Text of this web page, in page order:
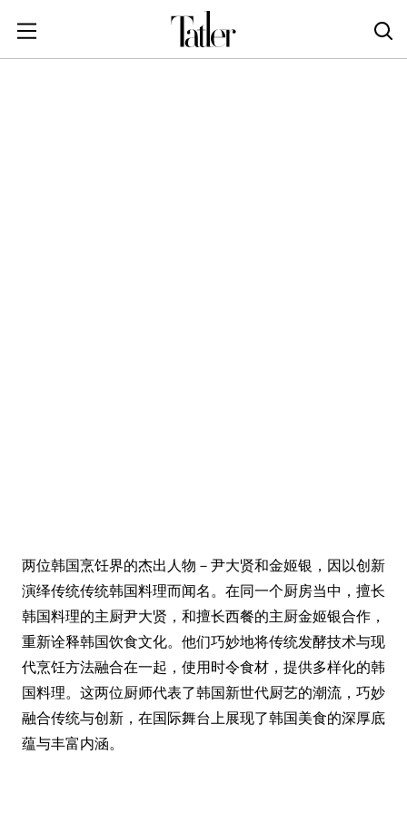
两位韩国烹饪界的杰出人物－尹大贤和金姬银，因以创新
演绎传统传统韩国料理而闻名。在同一个厨房当中，擅长
韩国料理的主厨尹大贤，和擅长西餐的主厨金姬银合作，
重新诠释韩国饮食文化。他们巧妙地将传统发酵技术与现
代烹饪方法融合在一起，使用时令食材，提供多样化的韩
国料理。这两位厨师代表了韩国新世代厨艺的潮流，巧妙
融合传统与创新，在国际舞台上展现了韩国美食的深厚底
蕴与丰富内涵。